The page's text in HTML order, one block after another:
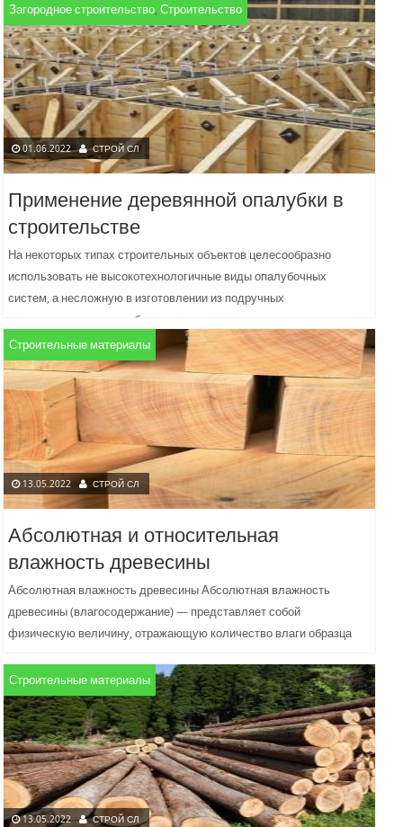
Загородное строительство,Строительство
01.06.2022 СТРОЙ СЛ
Применение деревянной опалубки в
строительстве
На некоторых типах строительных объектов целесообразно
использовать не высокотехнологичные виды опалубочных
систем, а несложную в изготовлении из подручных
лесоматериалов опалубку, хотя при этом могут решаться...
Строительные материалы
13.05.2022 СТРОЙ СЛ
Абсолютная и относительная
влажность древесины
Абсолютная влажность древесины Абсолютная влажность
древесины (влагосодержание) — представляет собой
физическую величину, отражающую количество влаги образца
абсолютно...
Строительные материалы
13.05.2022 СТРОЙ СЛ